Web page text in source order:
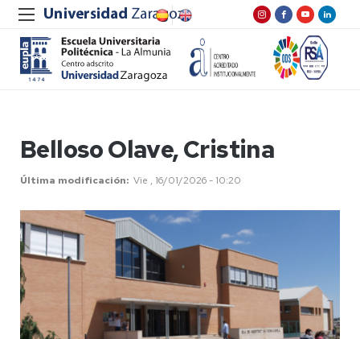
Belloso Olave, Cristina
Última modificación Vie , 16/01/2026 - 10:20